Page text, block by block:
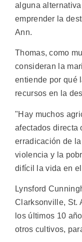
alguna
emprender la
Ann.
Thomas, como
consideran la
entiende por qué
recursos en la
"Hay muchos
afectados directa
erradicación de
violencia y la
difícil la vida en
Lynsford
Clarksonville, St.
los últimos 10
otros cultivos,